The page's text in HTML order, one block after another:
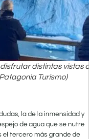
distintas vistas
Turismo)
la de la inmensidad y
de agua que se nutre
el tercero más grande de